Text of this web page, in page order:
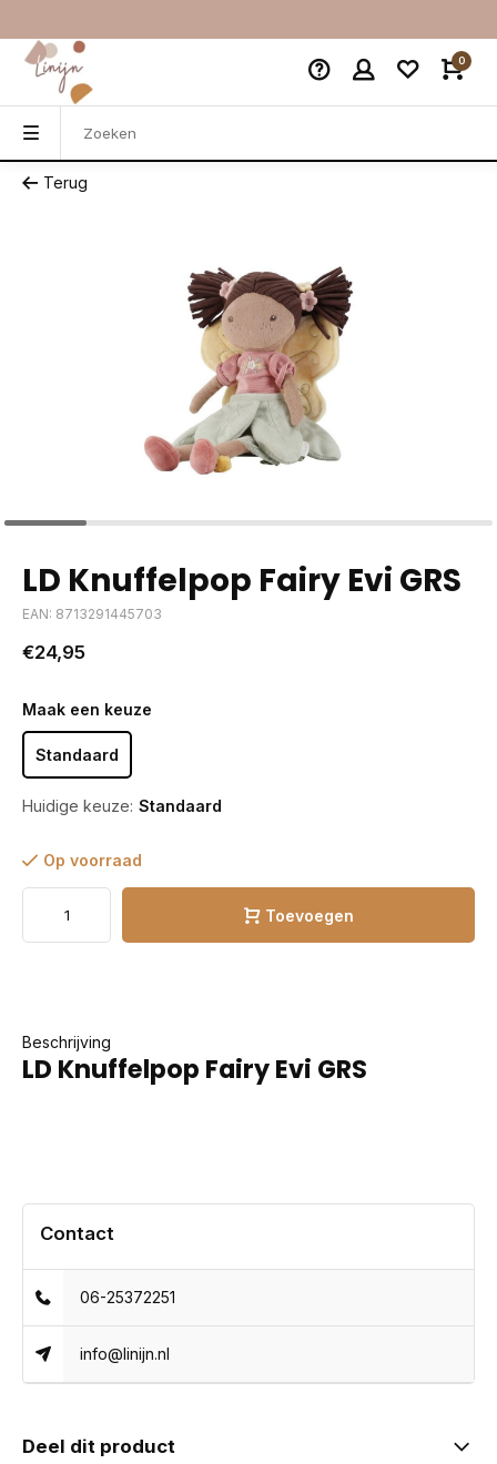
0
Terug
LD Knuffelpop Fairy Evi GRS
EAN: 8713291445703
€24,95
Maak een keuze
Standaard
Huidige keuze: Standaard
Op voorraad
Toevoegen
Beschrijving
LD Knuffelpop Fairy Evi GRS
Contact
06-25372251
info@linijn.nl
Deel dit product